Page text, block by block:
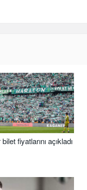
fiyatlarını açıkladı